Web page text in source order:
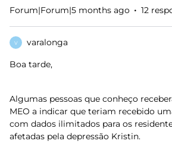
Forum|Forum|5 months ago 12
V varalonga
Boa tarde,
Algumas pessoas que conheço
MEO a indicar que teriam recebido
com dados ilimitados para os
afetadas pela depressão Kristin.